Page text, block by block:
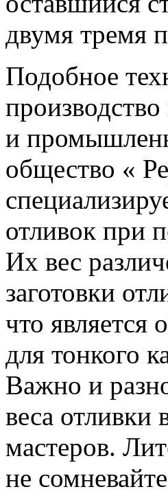
двумя тремя
Подобное
и
общество «
отливок при
Их вес
заготовки
что является
для тонкого
Важно и
веса
мастеров.
не